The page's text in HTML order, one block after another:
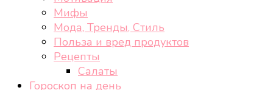
Мифы
Мода, Тренды, Стиль
Польза и вред продуктов
Рецепты
Салаты
Гороскоп на день